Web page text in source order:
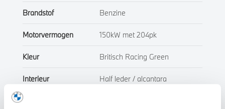
Brandstof Benzine
Motorvermogen 150kW met 204pk
Kleur Britisch Racing Green
Interieur Half leder / alcantara
Btw/Marge